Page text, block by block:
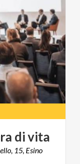
divita
15, Esino